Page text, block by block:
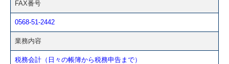
FAX番号
0568-51-2442
業務内容
税務会計（日々の帳簿から税務申告まで）